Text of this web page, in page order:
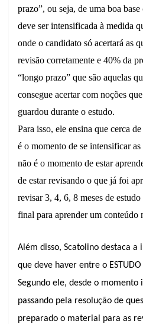
prazo”, ou seja, de uma boa
deve ser intensificada à medida
onde o candidato só acertará as
revisão corretamente e 40% da
“longo prazo” que são aquelas
consegue acertar com noções
guardou durante o estudo.
Para isso, ele ensina que cerca
é o momento de se intensificar
não é o momento de estar
de estar revisando o que já foi
revisar 3, 4, 6, 8 meses de
final para aprender um conteúdo
Além disso, Scatolino destaca a
que deve haver entre o ESTUDO
Segundo ele, desde o momento
passando pela resolução de
preparado o material para as